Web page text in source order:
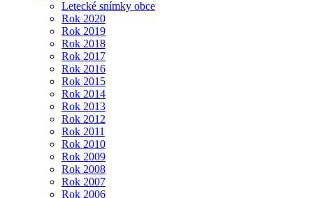
Letecké snímky obce
Rok 2020
Rok 2019
Rok 2018
Rok 2017
Rok 2016
Rok 2015
Rok 2014
Rok 2013
Rok 2012
Rok 2011
Rok 2010
Rok 2009
Rok 2008
Rok 2007
Rok 2006